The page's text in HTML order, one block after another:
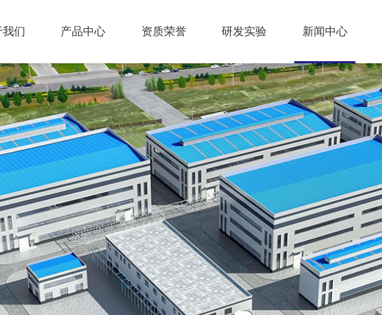
们 产品中心 资质荣誉 研发实验 新闻中心